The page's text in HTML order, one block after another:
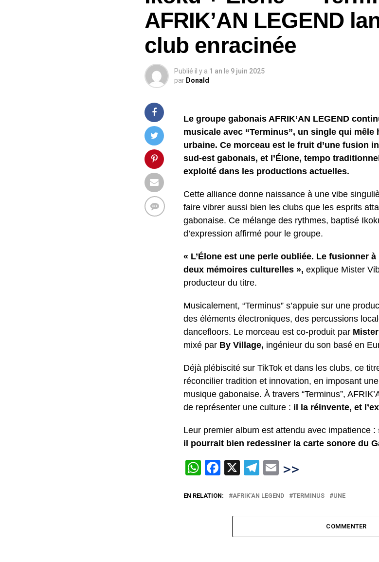
AFRIK’AN LEGEND
club enracinée
Publié il y a 1 an le 9 juin 2025
par Donald
Le groupe gabonais AFRIK’AN LEGEND
musicale avec “Terminus”, un single qui
urbaine. Ce morceau est le fruit d’une fusion
sud-est gabonais, et l’Élone, tempo
exploité dans les productions actuelles.
Cette alliance donne naissance à une vibe
faire vibrer aussi bien les clubs que les esprits
gabonaise. Ce mélange des rythmes, baptisé
d’expression affirmé pour le groupe.
« L’Élone est une perle oubliée. Le fusionner
deux mémoires culturelles », explique Mister
producteur du titre.
Musicalement, “Terminus” s’appuie sur une
des éléments électroniques, des percussions
dancefloors. Le morceau est co-produit par
mixé par By Village, ingénieur du son basé en
Déjà plébiscité sur TikTok et dans les clubs, ce
réconcilier tradition et innovation, en imposant
musique gabonaise. À travers “Terminus”,
de représenter une culture : il la réinvente, et
Leur premier album est attendu avec impatience :
il pourrait bien redessiner la carte sonore du
WhatsApp
Facebook
X Telegram
Email
>>
EN RELATION: AFRIK'AN LEGEND TERMINUS UNE
COMMENTER